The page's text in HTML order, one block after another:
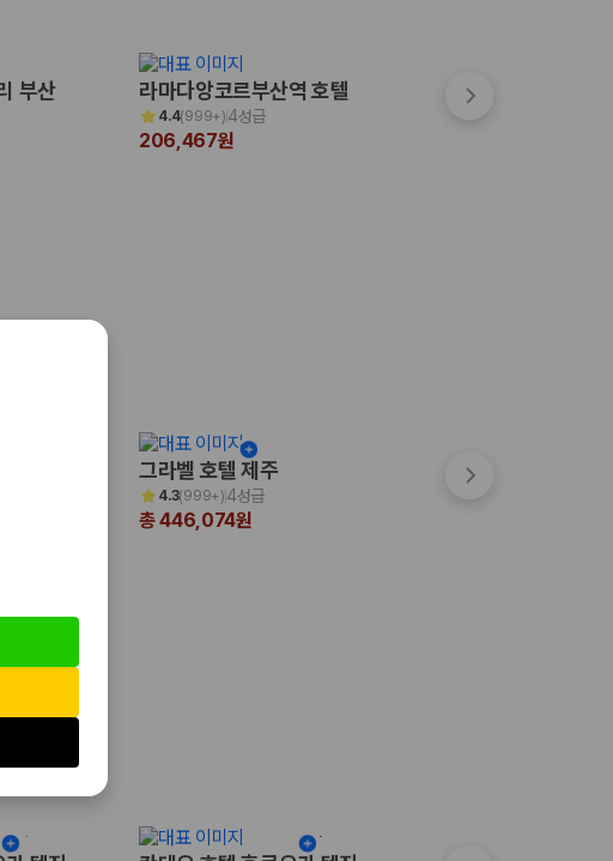
부산 라마다앙코르부산역 호텔
4.4(999+)4성급
206,467원
최대 7만원 할인
그랩디 오션 송도
그라벨 호텔 제주
4.3(999+)4성급
총 446,074원
메종 글래드 제주